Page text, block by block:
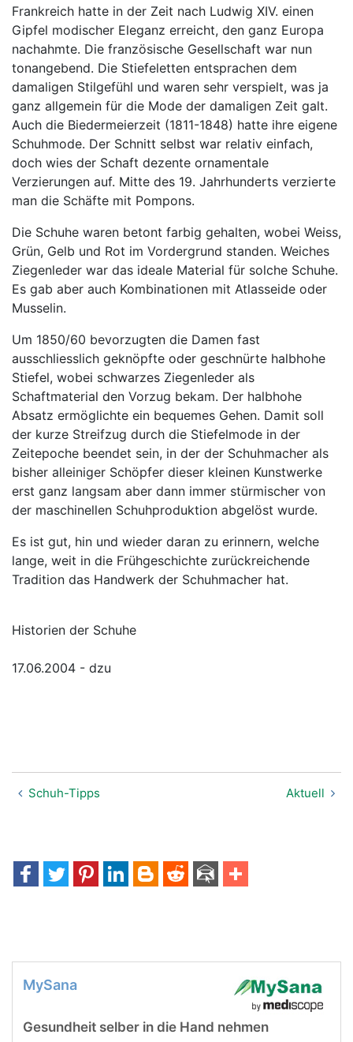
Frankreich hatte in der Zeit nach Ludwig XIV. einen
Gipfel modischer Eleganz erreicht, den ganz Europa
nachahmte. Die französische Gesellschaft war nun
tonangebend. Die Stiefeletten entsprachen dem
damaligen Stilgefühl und waren sehr verspielt, was ja
ganz allgemein für die Mode der damaligen Zeit galt.
Auch die Biedermeierzeit (1811-1848) hatte ihre eigene
Schuhmode. Der Schnitt selbst war relativ einfach,
doch wies der Schaft dezente ornamentale
Verzierungen auf. Mitte des 19. Jahrhunderts verzierte
man die Schäfte mit Pompons.
Die Schuhe waren betont farbig gehalten, wobei Weiss,
Grün, Gelb und Rot im Vordergrund standen. Weiches
Ziegenleder war das ideale Material für solche Schuhe.
Es gab aber auch Kombinationen mit Atlasseide oder
Musselin.
Um 1850/60 bevorzugten die Damen fast
ausschliesslich geknöpfte oder geschnürte halbhohe
Stiefel, wobei schwarzes Ziegenleder als
Schaftmaterial den Vorzug bekam. Der halbhohe
Absatz ermöglichte ein bequemes Gehen. Damit soll
der kurze Streifzug durch die Stiefelmode in der
Zeitepoche beendet sein, in der der Schuhmacher als
bisher alleiniger Schöpfer dieser kleinen Kunstwerke
erst ganz langsam aber dann immer stürmischer von
der maschinellen Schuhproduktion abgelöst wurde.
Es ist gut, hin und wieder daran zu erinnern, welche
lange, weit in die Frühgeschichte zurückreichende
Tradition das Handwerk der Schuhmacher hat.
Historien der Schuhe
17.06.2004 - dzu
Schuh-Tipps Aktuell
MySana
Gesundheit selber in die Hand nehmen